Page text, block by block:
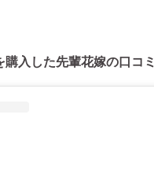
入した先輩花嫁の口コミ